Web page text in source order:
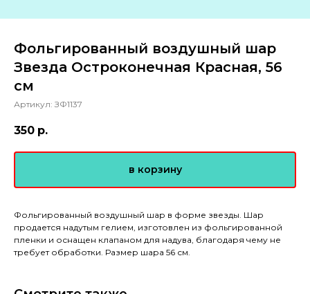
Фольгированный воздушный шар
Звезда Остроконечная Красная, 56
см
Артикул: ЗФ1137
350 р.
в корзину
Фольгированный воздушный шар в форме звезды. Шар
продается надутым гелием, изготовлен из фольгированной
пленки и оснащен клапаном для надува, благодаря чему не
требует обработки. Размер шара 56 см.